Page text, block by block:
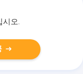
시오.